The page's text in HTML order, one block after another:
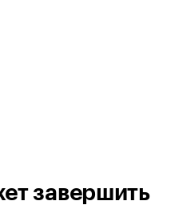
завершить